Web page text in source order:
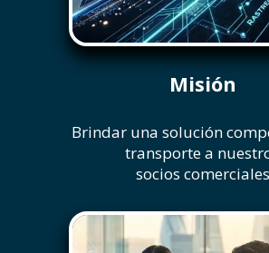
Misión
Brindar una solución
transporte a
socios comerciales